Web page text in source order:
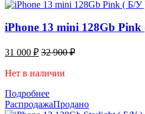
iPhone 13 mini 128Gb
31 000 ₽ 32 900₽
Нет в наличии
Подробнее
РаспродажаПродано